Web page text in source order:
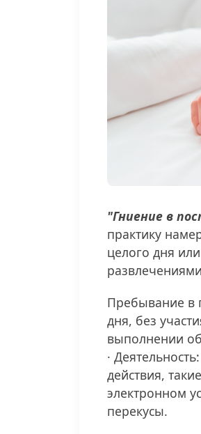
"Гниение в
практику
целого дня
Пребывание в
дня, без
выполнении
·
действия,
электронном
перекусы.